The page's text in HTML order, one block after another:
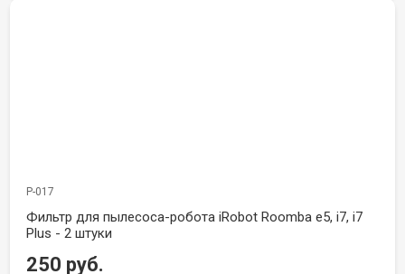
Р-017
Фильтр для пылесоса-робота iRobot Roomba e5, i7, i7
Plus - 2 штуки
250 руб.